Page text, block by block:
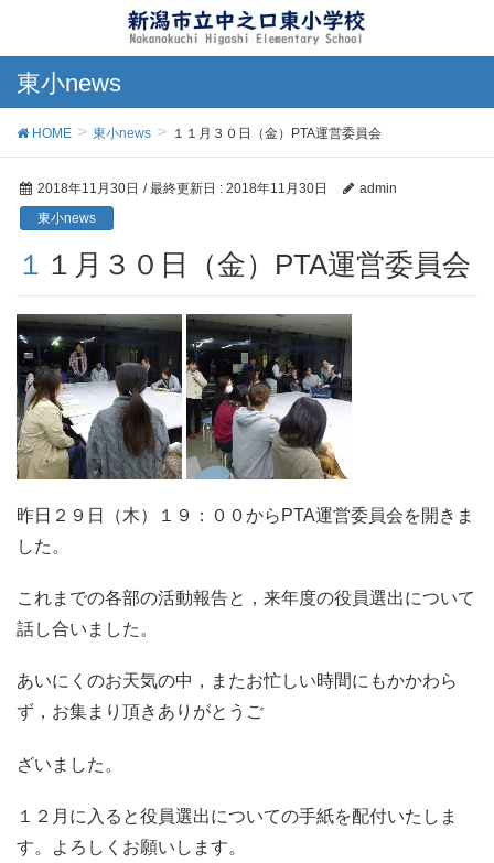
東小news
HOME 東小news １１月３０日（金）PTA運営委員会
2018年11月30日 / 最終更新日 : 2018年11月30日
admin
東小news
１１月３０日（金）PTA運営委員会
昨日２９日（木）１９：００からPTA運営委員会を開きま
した。
これまでの各部の活動報告と，来年度の役員選出について
話し合いました。
あいにくのお天気の中，またお忙しい時間にもかかわら
ず，お集まり頂きありがとうご
ざいました。
１２月に入ると役員選出についての手紙を配付いたしま
す。よろしくお願いします。